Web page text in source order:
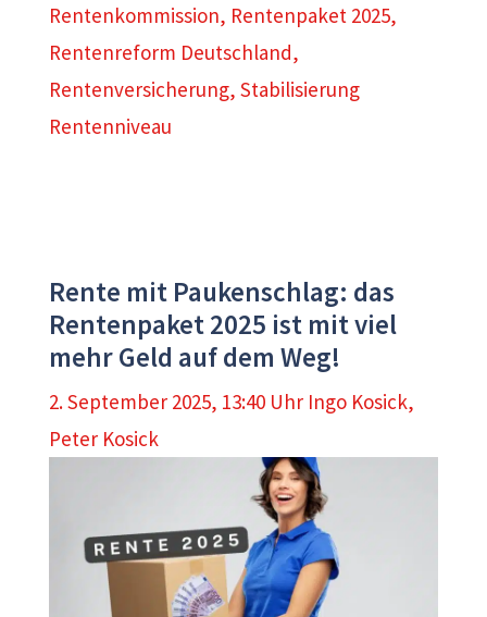
Rentenkommission, Rentenpaket 2025,
Rentenreform Deutschland,
Rentenversicherung, Stabilisierung
Rentenniveau
Rente mit Paukenschlag: das
Rentenpaket 2025 ist mit viel
mehr Geld auf dem Weg!
2. September 2025, 13:40 Uhr Ingo Kosick,
Peter Kosick